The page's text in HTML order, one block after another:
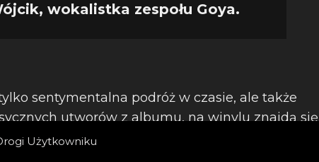
Użytkowniku
wokalistka zespołu Goya.
sentymentalna podróż w czasie, ale także
utworów z albumu, na winylu znajdą się
„Tylko mnie kochaj”.